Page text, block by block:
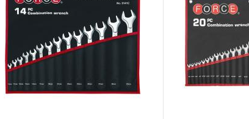
Ключи рожково-накидные (26 шт): 6; 7; 8; 9; 10; 11;